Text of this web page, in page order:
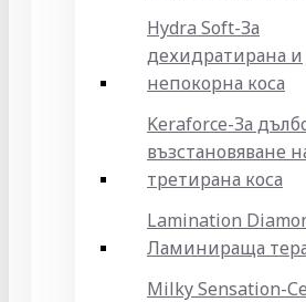
Hydra Soft-За
дехидратирана и
непокорна коса
Keraforce-За
възстановяване
третирана коса
Lamination
Ламинираща
Milky Sensation-